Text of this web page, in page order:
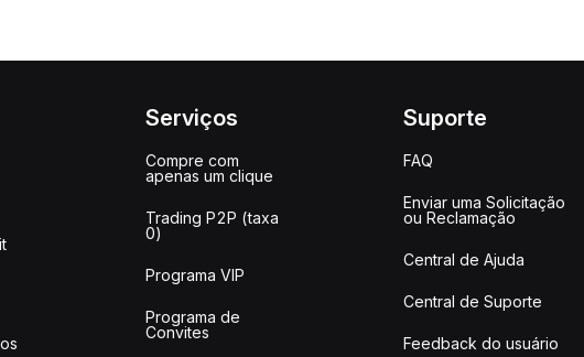
Serviços
Compre com
apenas um clique
Trading P2P (taxa
0)
Programa VIP
Programa de
Convites
Suporte
FAQ
Enviar uma Solicitação
ou Reclamação
Central de Ajuda
Central de Suporte
Feedback do usuário